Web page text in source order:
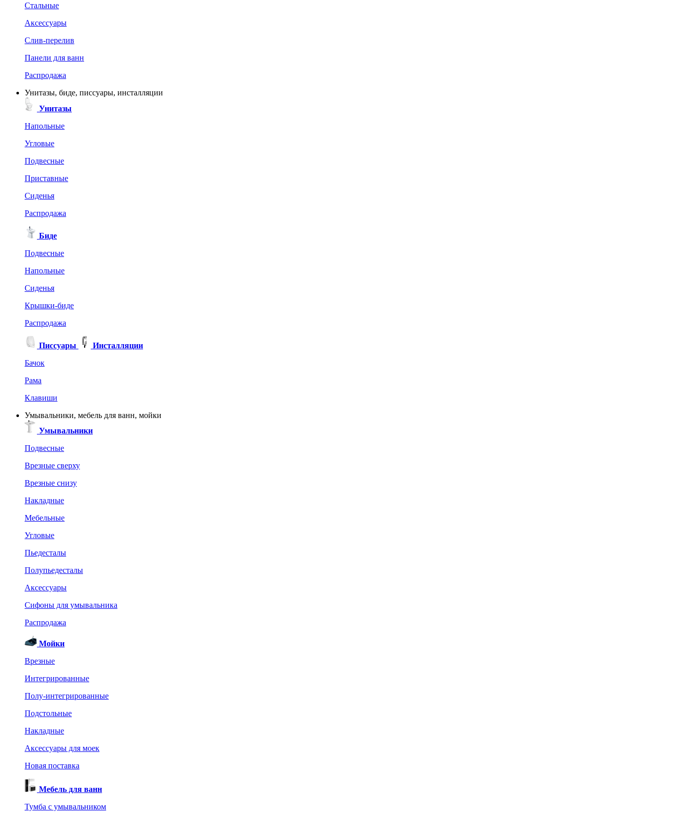
Стальные
Аксессуары
Слив-перелив
Панели для ванн
Распродажа
Унитазы, биде, писсуары, инсталляции
Унитазы
Напольные
Угловые
Подвесные
Приставные
Сиденья
Распродажа
Биде
Подвесные
Напольные
Сиденья
Крышки-биде
Распродажа
Писсуары
Инсталляции
Бачок
Рама
Клавиши
Умывальники, мебель для ванн, мойки
Умывальники
Подвесные
Врезные сверху
Врезные снизу
Накладные
Мебельные
Угловые
Пьедесталы
Полупьедесталы
Аксессуары
Сифоны для умывальника
Распродажа
Мойки
Врезные
Интегрированные
Полу-интегрированные
Подстольные
Накладные
Аксессуары для моек
Новая поставка
Мебель для ванн
Тумба с умывальником